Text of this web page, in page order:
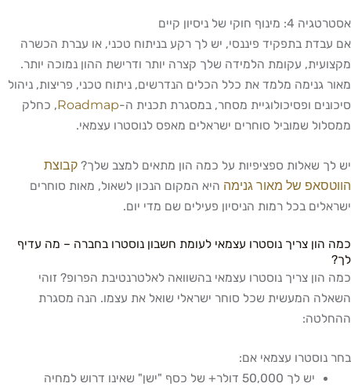
של ניסיון קיים
בתפקיד פיננסי, יש לך רקע בניתוח טכני, או עברת הכשרה
עקומת הלמידה שלך קצרה יותר ודרישת ההון נמוכה יותר.
מלמד את כלל הכלים הנדרשים, ניתוח טכני, פריצות, ניהול
ופסיכולוגיית מסחר, במסגרת תכנית ה-Roadmap, כחלק
שמוביל סוחרים ישראלים מאפס לנוסטרו עצמאי.
ספציפיות על כמה הון מתאים למצב שלך? קבוצת
של מאור גנימה היא המקום הנכון לשאול, מאות סוחרים
בכל רמות הניסיון פעילים שם מדי יום.
צריך נוסטרו עצמאי לעומת חשבון נוסטרו בחברה – מה עדיף
צריך נוסטרו עצמאי בהשוואה לאלטרנטיבת הפרופ? זוהי
המעשית שכל סוחר ישראלי שואל את עצמו. הנה מסגרת
עצמאי אם:
יש לך 50,000 דולר+ של כסף "ישן" שאינו דרוש למחיה